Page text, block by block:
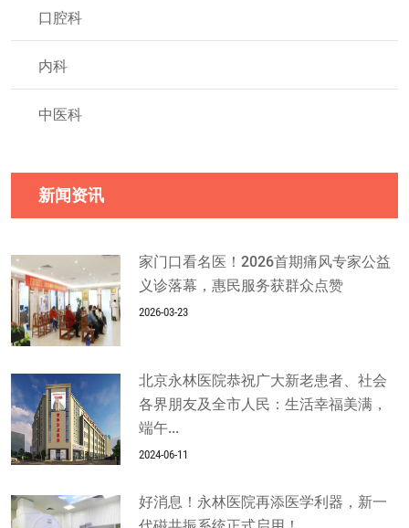
口腔科
内科
中医科
新闻资讯
家门口看名医！2026首期痛风专家公益
义诊落幕，惠民服务获群众点赞
2026-03-23
北京永林医院恭祝广大新老患者、社会
各界朋友及全市人民：生活幸福美满，
端午...
2024-06-11
好消息！永林医院再添医学利器，新一